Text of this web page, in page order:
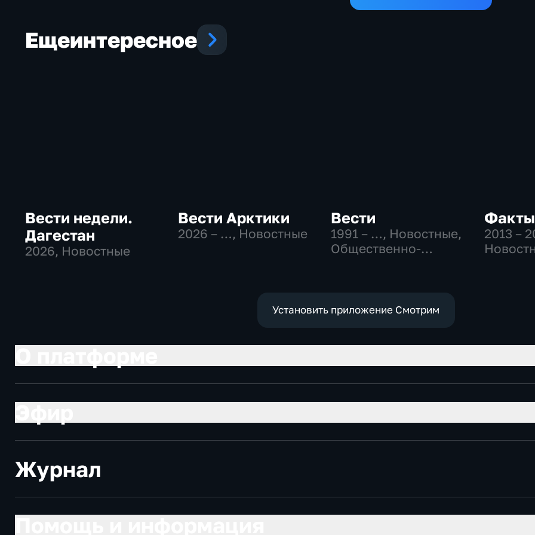
Ещеинтересное
Вести недели.
Дагестан
2026, Новостные
Вести Арктики
2026 – …, Новостные
Вести
1991 – …, Новостные,
Общественно-
Факты
2013 –
Установить приложение Смотрим
Журнал